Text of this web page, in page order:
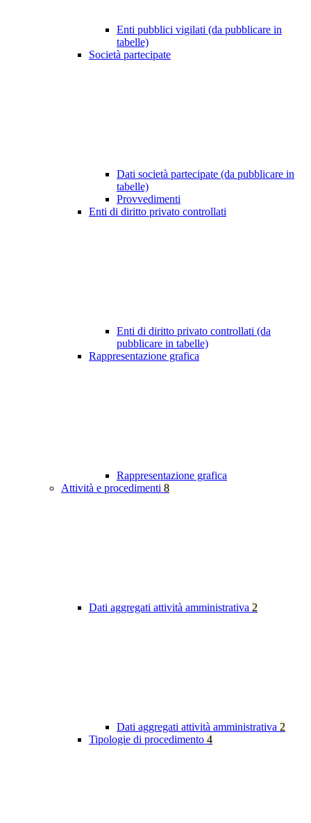
Enti pubblici vigilati (da pubblicare in
tabelle)
Società partecipate
Dati società partecipate (da pubblicare in
tabelle)
Provvedimenti
Enti di diritto privato controllati
Enti di diritto privato controllati (da
pubblicare in tabelle)
Rappresentazione grafica
Rappresentazione grafica
Attività e procedimenti 8
Dati aggregati attività amministrativa 2
Dati aggregati attività amministrativa 2
Tipologie di procedimento 4